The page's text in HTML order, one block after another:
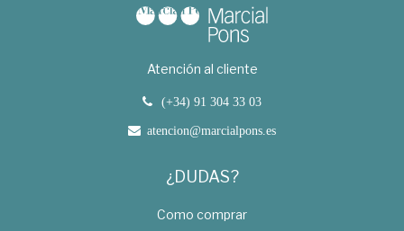
Atención al cliente
(+34) 91 304 33 03
atencion@marcialpons.es
¿DUDAS?
Como comprar